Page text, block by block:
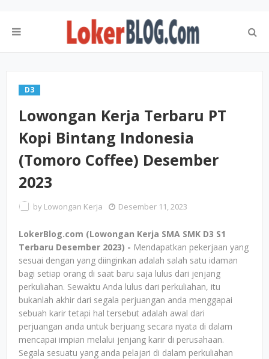
D3
Lowongan Kerja Terbaru PT
Kopi Bintang Indonesia
(Tomoro Coffee) Desember
2023
by Lowongan Kerja Desember 11, 2023
LokerBlog.com (Lowongan Kerja SMA SMK D3 S1
Terbaru Desember 2023) - Mendapatkan pekerjaan yang
sesuai dengan yang diinginkan adalah salah satu idaman
bagi setiap orang di saat baru saja lulus dari jenjang
perkuliahan. Sewaktu Anda lulus dari perkuliahan, itu
bukanlah akhir dari segala perjuangan anda menggapai
sebuah karir tetapi hal tersebut adalah awal dari
perjuangan anda untuk berjuang secara nyata di dalam
mencapai impian melalui jenjang karir di perusahaan.
Segala sesuatu yang anda pelajari di dalam perkuliahan